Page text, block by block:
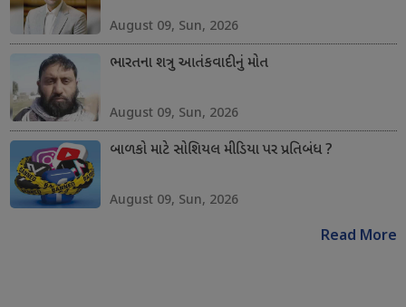
August 09, Sun, 2026
ભારતના શત્રુ આતંકવાદીનું મોત
August 09, Sun, 2026
બાળકો માટે સોશિયલ મીડિયા પર પ્રતિબંધ ?
August 09, Sun, 2026
Read More